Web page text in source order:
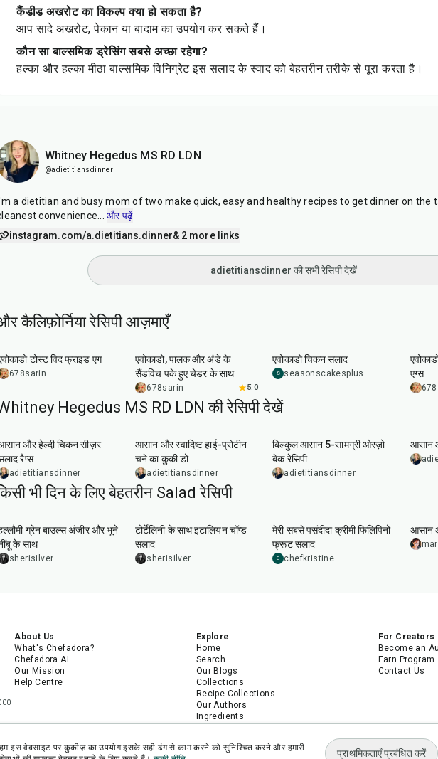
कैंडीड अखरोट का विकल्प क्या हो सकता है?
आप सादे अखरोट, पेकान या बादाम का उपयोग कर सकते हैं।
कौन सा बाल्समिक ड्रेसिंग सबसे अच्छा रहेगा?
हल्का और हल्का मीठा बाल्समिक विनिग्रेट इस सलाद के स्वाद को बेहतरीन तरीके से पूरा करता है।
Whitney Hegedus MS RD LDN
@adietitiansdinner
a dietitian and busy mom of two make quick, easy and healthy recipes to get dinner on the
convenience
और पढ़ें
instagram.com/a.dietitians.dinner& 2 more links
adietitiansdinner की सभी रेसिपी देखें
कैलिफ़ोर्निया रेसिपी आज़माएँ
टोस्ट विद फ्राइड एग
678sarin
एवोकाडो, पालक और अंडे के
सैंडविच पके हुए चेडर के साथ
678sarin 5.0
एवोकाडो चिकन सलाद
S seasonscakesplus
एग्स
Hegedus MS RD LDN की रेसिपी देखें
और हेल्दी चिकन सीज़र
रैप्स
adietitiansdinner
आसान और स्वादिष्ट हाई-प्रोटीन
चने का कुकी डो
adietitiansdinner
बिल्कुल आसान 5-सामग्री ओरज़ो
बेक रेसिपी
adietitiansdinner
आसान
भी दिन के लिए बेहतरीन Salad रेसिपी
ग्रेन बाउल्स अंजीर और भूने
के साथ
sherisilver
टोर्टेलिनी के साथ इटालियन चॉप्ड
सलाद
sherisilver
मेरी सबसे पसंदीदा क्रीमी फिलिपिनो
फ्रूट सलाद
C chefkristine
आसान
About Us
What's Chefadora?
Chefadora AI
Our Mission
Help Centre
Explore
Home
Search
Our Blogs
Collections
Recipe Collections
Our Authors
Ingredients
iPhone App
For Creators
Become an
Earn Program
Contact Us
हम इस वेबसाइट पर कुकीज़ का उपयोग इसके सही ढंग से काम करने को सुनिश्चित करने और हमारी
प्राथमिकताएँ प्रबंधित करें